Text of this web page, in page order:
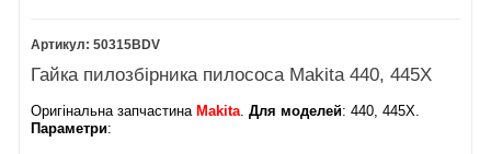
50315BDV
Гайка пилозбірника пилососа Makita 440, 445X
Оригінальна запчастина Makita.Для моделей: 440, 445X.
Параметри: